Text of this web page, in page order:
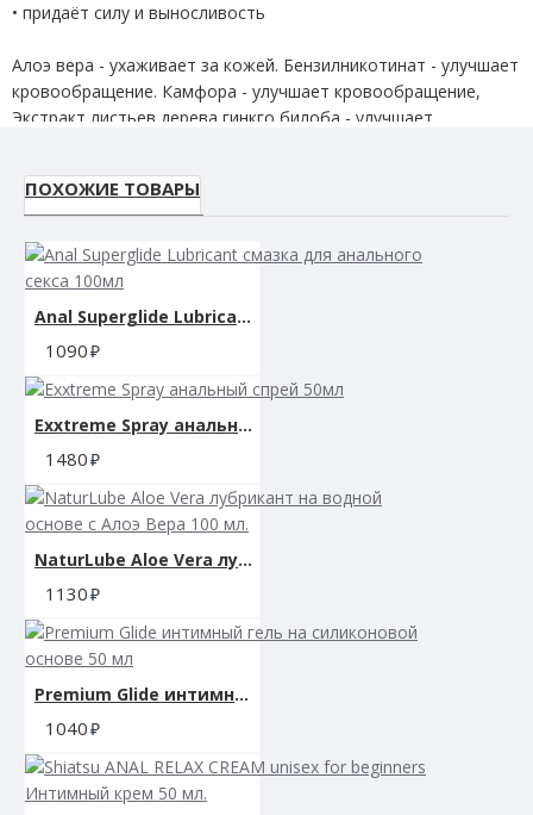
• придаёт силу и выносливость
Алоэ вера - ухаживает за кожей. Бензилникотинат - улучшает
кровообращение. Камфора - улучшает кровообращение,
Экстракт листьев дерева гинкго билоба - улучшает
перца/Capsicum Annum extract - улучшает кровообращение.
ПОХОЖИЕ ТОВАРЫ
Anal Superglide Lubricant смазка для анального секса 100мл
1090
Exxtreme Spray анальный спрей 50мл
1480
NaturLube Aloe Vera лубрикант на водной основе с Алоэ Вера 100 мл.
1130
Premium Glide интимный гель на силиконовой основе 50 мл
1040